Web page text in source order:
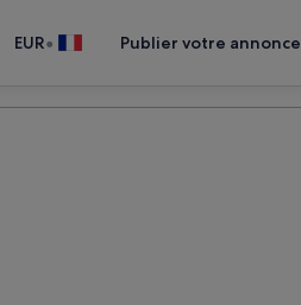
EUR• Publier votre annonce